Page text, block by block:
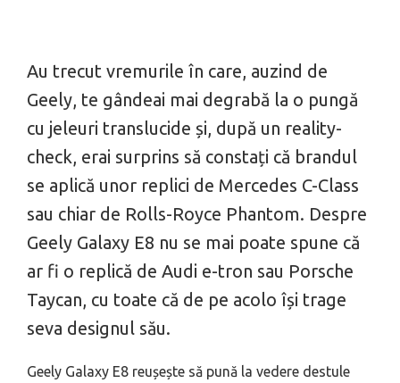
Au trecut vremurile în care, auzind de
Geely, te gândeai mai degrabă la o pungă
cu jeleuri translucide și, după un reality-
check, erai surprins să constați că brandul
se aplică unor replici de Mercedes C-Class
sau chiar de Rolls-Royce Phantom. Despre
Geely Galaxy E8 nu se mai poate spune că
ar fi o replică de Audi e-tron sau Porsche
Taycan, cu toate că de pe acolo își trage
seva designul său.
Geely Galaxy E8 reușește să pună la vedere destule